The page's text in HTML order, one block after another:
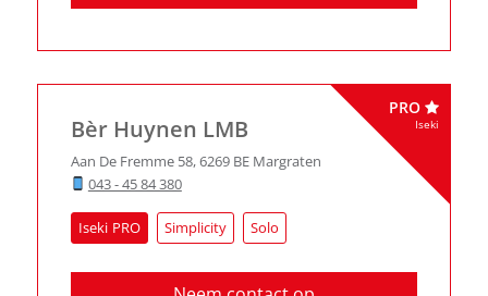
Bèr Huynen LMB
Aan De Fremme 58,6269 BE Margraten
043 - 45 84 380
Iseki Simplicity Solo
PRO
Iseki